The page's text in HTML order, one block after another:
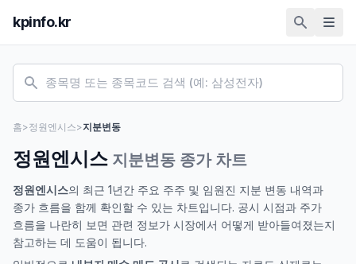
kpinfo.kr
홈>정원엔시스>지분변동
정원엔시스 지분변동 종가 차트
정원엔시스의 최근 1년간 주요 주주 및 임원진 지분 변동 내역과
종가 흐름을 함께 확인할 수 있는 차트입니다. 공시 시점과 주가
흐름을 나란히 보면 관련 정보가 시장에서 어떻게 받아들여졌는지
참고하는 데 도움이 됩니다.